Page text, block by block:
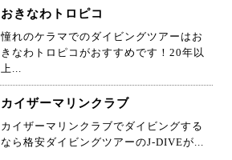
おきなわトロピコ
憧れのケラマでのダイビングツアーはお
きなわトロピコがおすすめです！20年以
上...
カイザーマリンクラブ
カイザーマリンクラブでダイビングする
なら格安ダイビングツアーのJ-DIVEが...